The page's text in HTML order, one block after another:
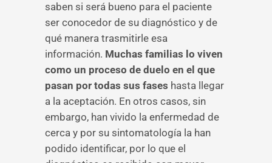
saben si será bueno para el paciente
ser conocedor de su diagnóstico y de
qué manera trasmitirle esa
información. Muchas familias lo viven
como un proceso de duelo en el que
pasan por todas sus fases hasta llegar
a la aceptación. En otros casos, sin
embargo, han vivido la enfermedad de
cerca y por su sintomatología la han
podido identificar, por lo que el